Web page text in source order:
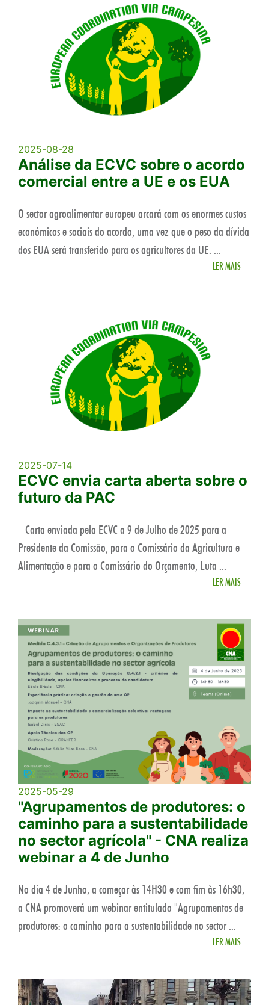
2025-08-28
Análise da ECVC sobre o acordo
comercial entre a UE e os EUA
O sector agroalimentar europeu arcará com os enormes custos
económicos e sociais do acordo, uma vez que o peso da dívida
dos EUA será transferido para os agricultores da UE. ...
LER MAIS
2025-07-14
ECVC envia carta aberta sobre o
futuro da PAC
Carta enviada pela ECVC a 9 de Julho de 2025 para a
Presidente da Comissão, para o Comissário da Agricultura e
Alimentação e para o Comissário do Orçamento, Luta ...
LER MAIS
2025-05-29
"Agrupamentos de produtores: o
caminho para a sustentabilidade
no sector agrícola" - CNA realiza
webinar a 4 de Junho
No dia 4 de Junho, a começar às 14H30 e com fim às 16h30,
a CNA promoverá um webinar entitulado "Agrupamentos de
produtores: o caminho para a sustentabilidade no sector ...
LER MAIS